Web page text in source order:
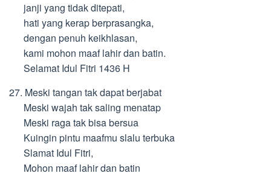
janji yang tidak ditepati,
hati yang kerap berprasangka,
dengan penuh keikhlasan,
kami mohon maaf lahir dan batin.
Selamat Idul Fitri 1436 H
27. Meski tangan tak dapat berjabat
Meski wajah tak saling menatap
Meski raga tak bisa bersua
Kuingin pintu maafmu slalu terbuka
Slamat Idul Fitri,
Mohon maaf lahir dan batin